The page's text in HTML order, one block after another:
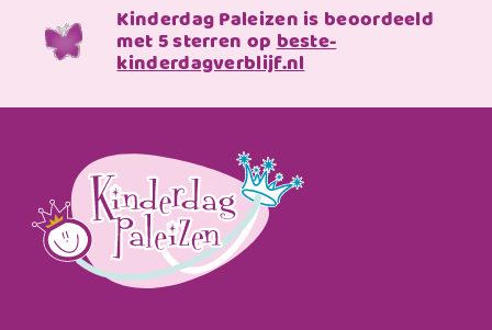
Kinderdag Paleizen is beoordeeld
met 5 sterren opbeste-
kinderdagverblijf.nl